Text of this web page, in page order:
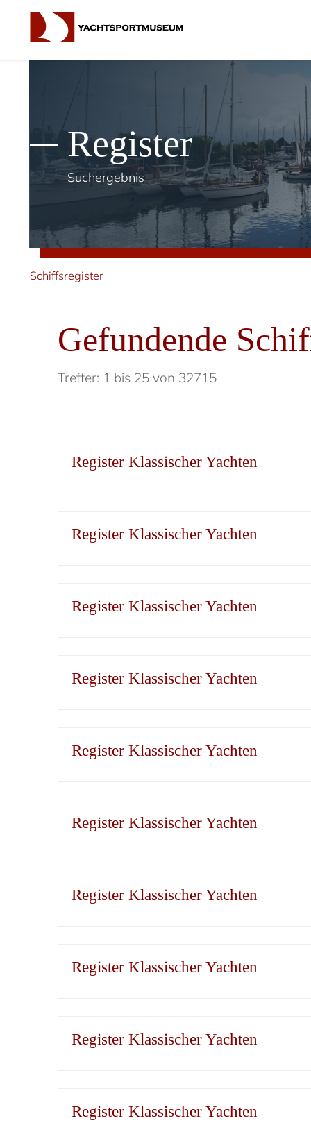
Register
Suchergebnis
Schiffsregister
Gefundende
Treffer: 1 bis 25 von 32715
Register Klassischer Yachten
Register Klassischer Yachten
Register Klassischer Yachten
Register Klassischer Yachten
Register Klassischer Yachten
Register Klassischer Yachten
Register Klassischer Yachten
Register Klassischer Yachten
Register Klassischer Yachten
Register Klassischer Yachten